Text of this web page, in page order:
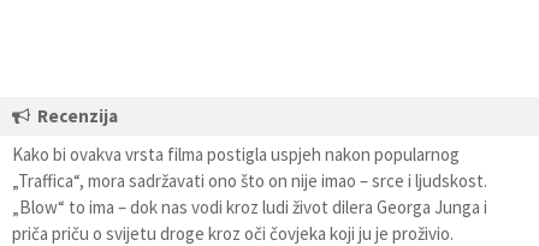
Recenzija
Kako bi ovakva vrsta filma postigla uspjeh nakon popularnog
„Traffica“, mora sadržavati ono što on nije imao – srce i ljudskost.
„Blow“ to ima – dok nas vodi kroz ludi život dilera Georga Junga i
priča priču o svijetu droge kroz oči čovjeka koji ju je proživio.